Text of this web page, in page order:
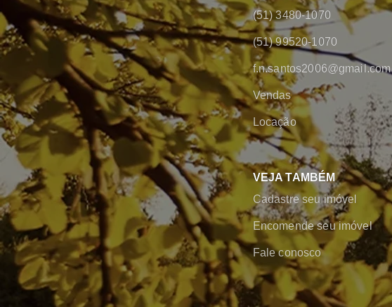
(51) 3480-1070
(51) 99520-1070
f.n.santos2006@gmail.com
Vendas
Locação
VEJA TAMBÉM
Cadastre seu imóvel
Encomende seu imóvel
Fale conosco